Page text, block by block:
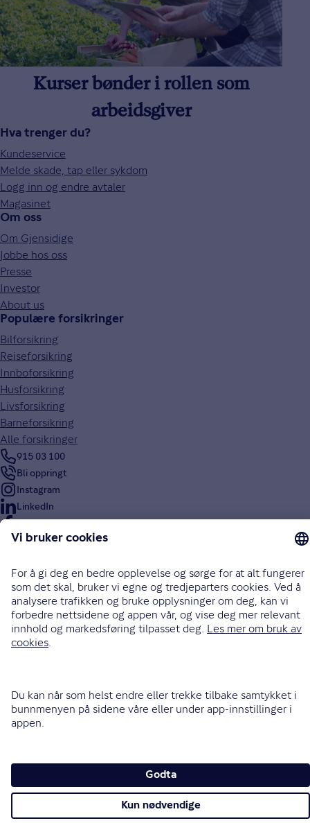
Kurser bønder i rollen som
arbeidsgiver
Hva trenger du?
Kundeservice
Melde skade, tap eller sykdom
Logg inn og endre avtaler
Magasinet
Om oss
Om Gjensidige
Jobbe hos oss
Presse
Investor
About us
Populære forsikringer
Bilforsikring
Reiseforsikring
Innboforsikring
Husforsikring
Livsforsikring
Barneforsikring
Alle forsikringer
915 03 100
Bli oppringt
Instagram
LinkedIn
Facebook
Informasjonskapsler (cookies)
Personvern og sikkerhet
Vilkår for bruk av nettsidene
Tilgjengelighetserklæring
Sammenlign prisene våre med andre selskaper på
Finansportalen.no